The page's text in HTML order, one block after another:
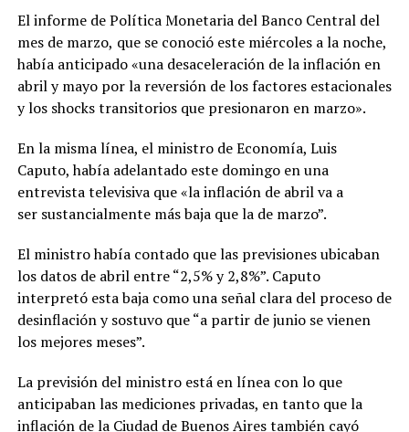
El informe de Política Monetaria del Banco Central del
mes de marzo, que se conoció este miércoles a la noche,
había anticipado «una desaceleración de la inflación en
abril y mayo por la reversión de los factores estacionales
y los shocks transitorios que presionaron en marzo».
En la misma línea, el ministro de Economía, Luis
Caputo, había adelantado este domingo en una
entrevista televisiva que «la inflación de abril va a
ser sustancialmente más baja que la de marzo”.
El ministro había contado que las previsiones ubicaban
los datos de abril entre “2,5% y 2,8%”. Caputo
interpretó esta baja como una señal clara del proceso de
desinflación y sostuvo que “a partir de junio se vienen
los mejores meses”.
La previsión del ministro está en línea con lo que
anticipaban las mediciones privadas, en tanto que la
inflación de la Ciudad de Buenos Aires también cayó